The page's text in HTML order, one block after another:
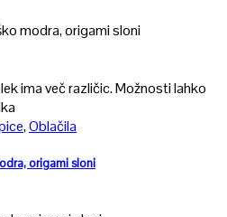
ima več različic. Možnosti lahko
,Oblačila
origami sloni